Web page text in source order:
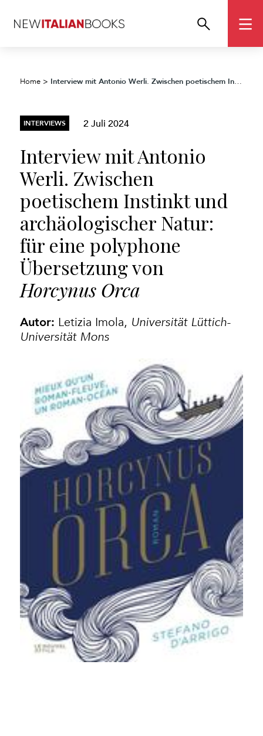
Home > Interview mit Antonio Werli. Zwischen poetischem Instinkt und archäologischer Natur: für eine polyphone Übersetzung von
INTERVIEWS 2 Juli 2024
Interview mit Antonio
Werli. Zwischen
poetischem Instinkt und
archäologischer Natur:
für eine polyphone
Übersetzung von
Horcynus Orca
Autor: Letizia Imola, Universität Lüttich-
Universität Mons